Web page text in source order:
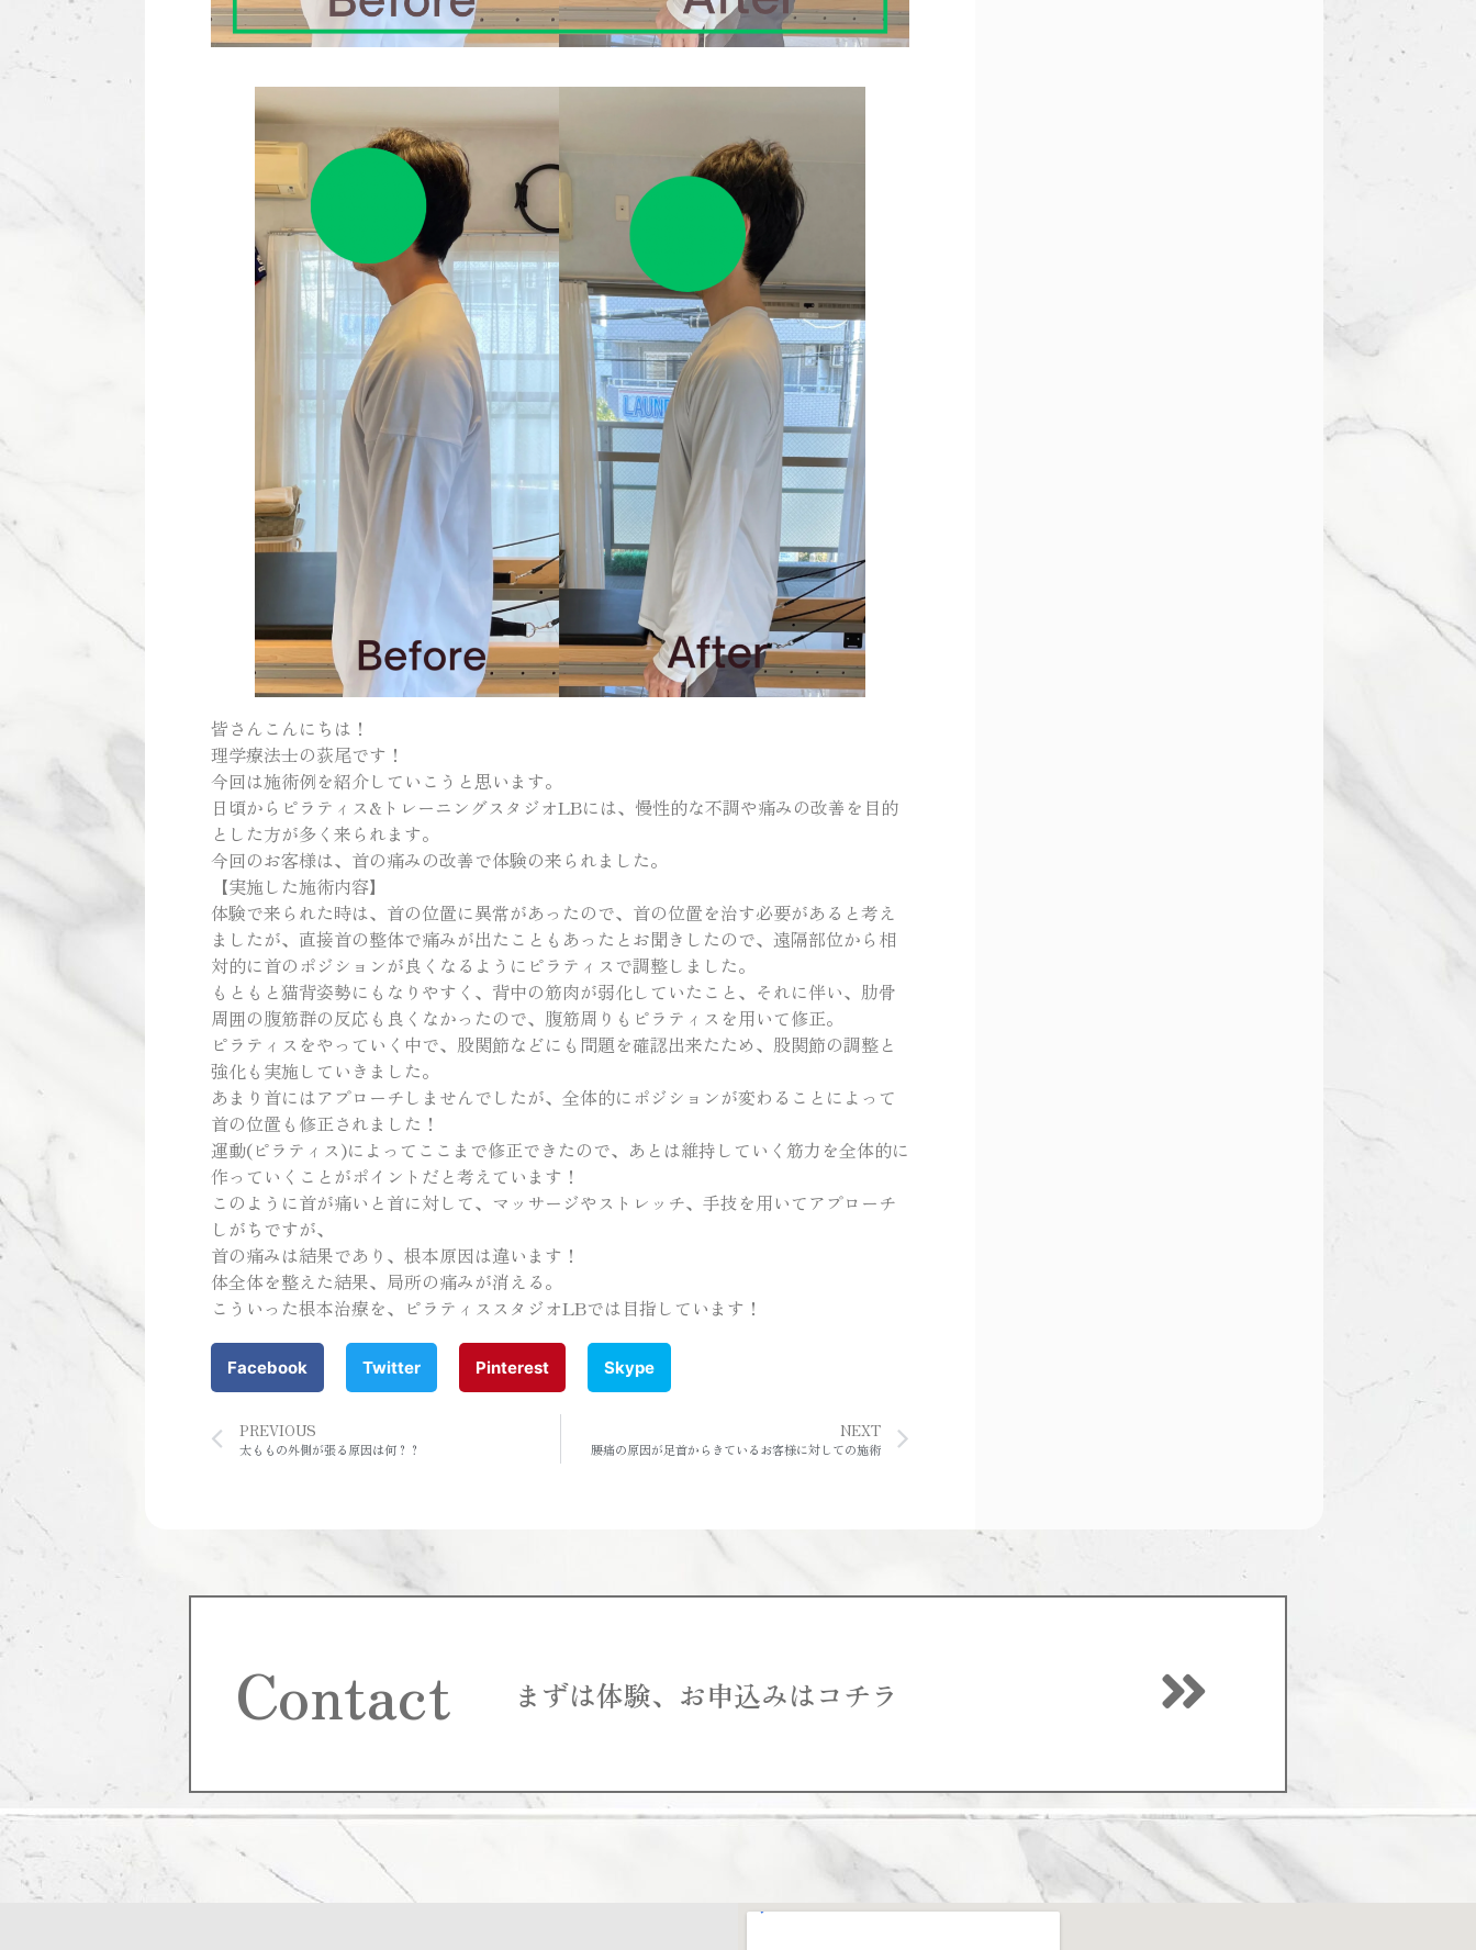
皆さんこんにちは！
理学療法士の荻尾です！
今回は施術例を紹介していこうと思います。
日頃からピラティス&トレーニングスタジオLBには、慢性的な不調や痛みの改善を目的
とした方が多く来られます。
今回のお客様は、首の痛みの改善で体験の来られました。
【実施した施術内容】
体験で来られた時は、首の位置に異常があったので、首の位置を治す必要があると考え
ましたが、直接首の整体で痛みが出たこともあったとお聞きしたので、遠隔部位から相
対的に首のポジションが良くなるようにピラティスで調整しました。
もともと猫背姿勢にもなりやすく、背中の筋肉が弱化していたこと、それに伴い、肋骨
周囲の腹筋群の反応も良くなかったので、腹筋周りもピラティスを用いて修正。
ピラティスをやっていく中で、股関節などにも問題を確認出来たため、股関節の調整と
強化も実施していきました。
あまり首にはアプローチしませんでしたが、全体的にポジションが変わることによって
首の位置も修正されました！
運動(ピラティス)によってここまで修正できたので、あとは維持していく筋力を全体的に
作っていくことがポイントだと考えています！
このように首が痛いと首に対して、マッサージやストレッチ、手技を用いてアプローチ
しがちですが、
首の痛みは結果であり、根本原因は違います！
体全体を整えた結果、局所の痛みが消える。
こういった根本治療を、ピラティススタジオLBでは目指しています！
Facebook Twitter Pinterest Skype
PREVIOUS
太ももの外側が張る原因は何？？
NEXT
腰痛の原因が足首からきているお客様に対しての施術
Contact まずは体験、お申込みはコチラ